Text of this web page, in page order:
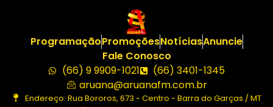
ProgramaçãoPromoçõesNotíciasAnuncie
Fale Conosco
(66) 9 9909-1021
(66) 3401-1345
aruana@aruanafm.com.br
Endereço: Rua Bororos, 673 - Centro - Barra do Garças / MT